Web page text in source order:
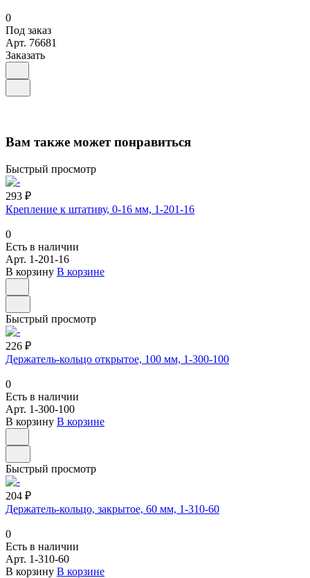
0
Под заказ
Арт. 76681
Заказать
Вам также может понравиться
Быстрый просмотр
293 ₽
Крепление к штативу, 0-16 мм, 1-201-16
0
Есть в наличии
Арт. 1-201-16
В корзину В корзине
Быстрый просмотр
226 ₽
Держатель-кольцо открытое, 100 мм, 1-300-100
0
Есть в наличии
Арт. 1-300-100
В корзину В корзине
Быстрый просмотр
204 ₽
Держатель-кольцо, закрытое, 60 мм, 1-310-60
0
Есть в наличии
Арт. 1-310-60
В корзину В корзине